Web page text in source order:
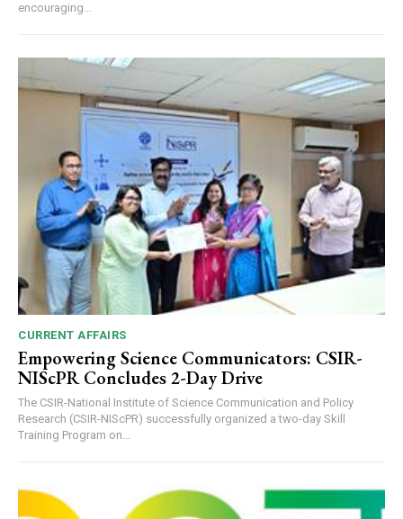
encouraging...
CURRENT AFFAIRS
Empowering Science Communicators: CSIR-
NIScPR Concludes 2-Day Drive
The CSIR-National Institute of Science Communication and Policy
Research (CSIR-NIScPR) successfully organized a two-day Skill
Training Program on...